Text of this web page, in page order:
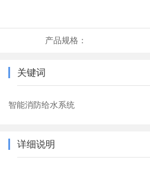
产品规格：
关键词
智能消防给水系统
详细说明